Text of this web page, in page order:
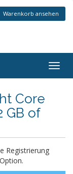
Warenkorb ansehen
Core
GB of
Registrierung